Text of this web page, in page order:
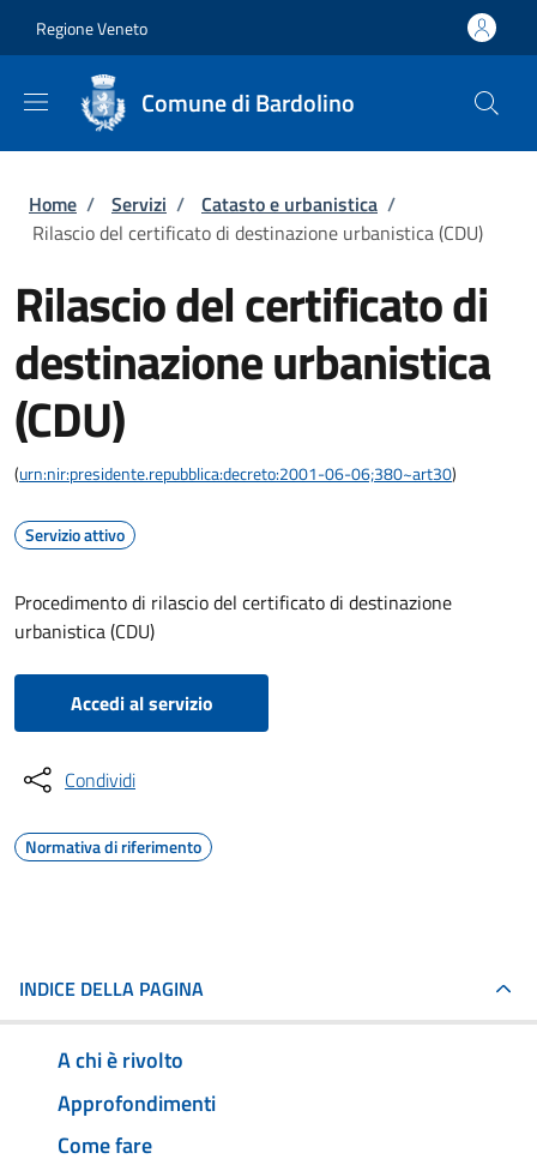
Regione Veneto
Comune di Bardolino
Briciole di pane
Home / Servizi / Catasto e urbanistica /
Rilascio del certificato di destinazione urbanistica (CDU)
Rilascio del certificato di
destinazione urbanistica
(CDU)
(urn:nir:presidente.repubblica:decreto:2001-06-06;380~art30)
Servizio attivo
Procedimento di rilascio del certificato di destinazione
urbanistica (CDU)
Accedi al servizio
Condividi
Normativa di riferimento
INDICE DELLA PAGINA
A chi è rivolto
Approfondimenti
Come fare